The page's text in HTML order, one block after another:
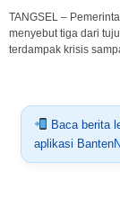
TANGSEL –
menyebut tiga dari
terdampak krisis
Baca berita
aplikasi